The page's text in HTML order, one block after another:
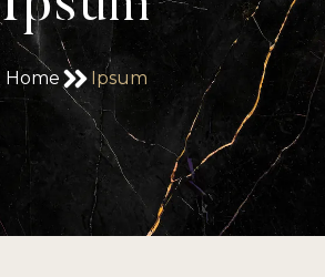
Home Ipsum